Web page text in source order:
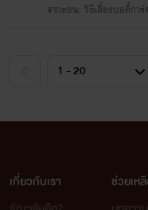
จากตอน: วิธีเลี้ยงบ
เกี่ยวกับเรา
ช่วยเห